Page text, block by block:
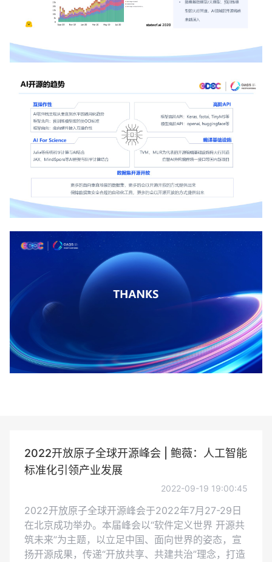
2022开放原子全球开源峰会 | 鲍薇：人工智能
标准化引领产业发展
2022-09-19 19:00:45
2022开放原子全球开源峰会于2022年7月27-29日
在北京成功举办。本届峰会以“软件定义世界 开源共
筑未来”为主题，以立足中国、面向世界的姿态，宣
扬开源成果，传递“开放共享、共建共治”理念，打造